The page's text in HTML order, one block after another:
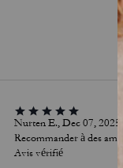
Nurten E., Dec 07, 2025
Recommander à des amis :
Avis vérifié